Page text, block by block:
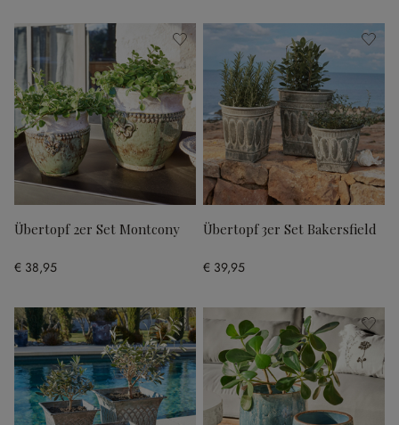
Übertopf 2er Set Montcony
€ 38,95
Übertopf 3er Set Bakersfield
€ 39,95